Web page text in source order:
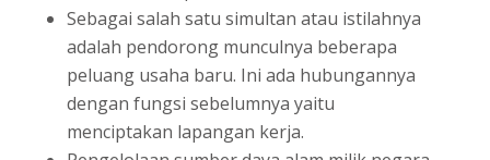
Sebagai salah satu simultan atau istilahnya
adalah pendorong munculnya beberapa
peluang usaha baru. Ini ada hubungannya
dengan fungsi sebelumnya yaitu
menciptakan lapangan kerja.